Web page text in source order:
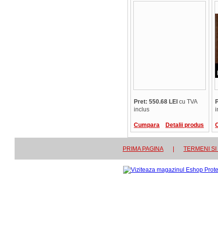
Pret: 550.68 LEI cu TVA
inclus
Cumpara Detalii produs
PRIMA PAGINA TERMENI SI